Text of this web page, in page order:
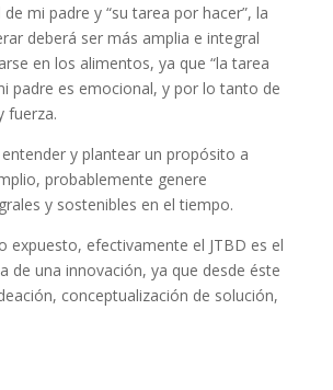
mi padre y “su tarea por hacer”, la
deberá ser más amplia e integral
en los alimentos, ya que “la tarea
padre es emocional, y por lo tanto de
fuerza.
y plantear un propósito a
probablemente genere
y sostenibles en el tiempo.
expuesto, efectivamente el JTBD es el
de una innovación, ya que desde éste
conceptualización de solución,